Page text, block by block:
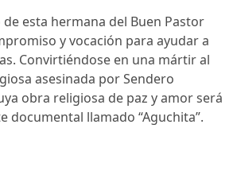
de esta hermana del Buen Pastor
y vocación para ayudar a
Convirtiéndose en una mártir al
asesinada por Sendero
obra religiosa de paz y amor será
documental llamado “Aguchita”.